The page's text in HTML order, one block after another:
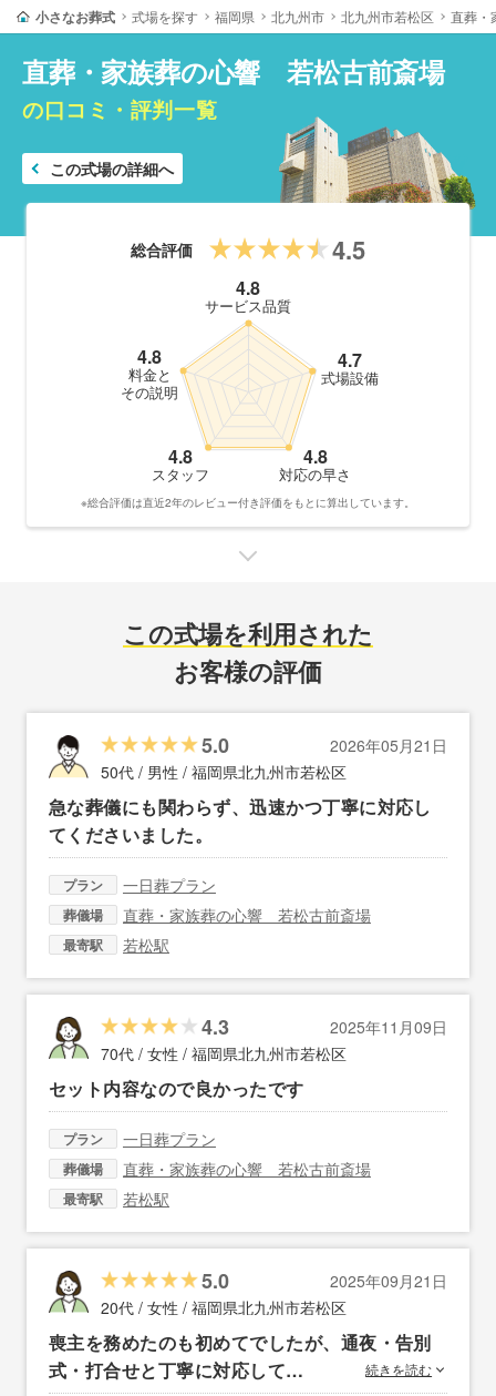
小さなお葬式 式場を探す 福岡県 北九州市 北九州市若松区 直葬
直葬・家族葬の心響 若松古前斎場
の口コミ・評判一覧
この式場の詳細へ
総合評価 4.5
4.8
サービス品質
4.7
式場設備
4.8
対応の早さ
4.8
スタッフ
4.8
料金と
その説明
※総合評価は直近2年のレビュー付き評価をもとに算出しています。
この式場を利用された
お客様の評価
5.0
2026年05月21日
50代 / 男性 / 福岡県北九州市若松区
急な葬儀にも関わらず、迅速かつ丁寧に対応し
てくださいました。
プラン 一日葬プラン
葬儀場 直葬・家族葬の心響 若松古前斎場
最寄駅 若松駅
4.3
2025年11月09日
70代 / 女性 / 福岡県北九州市若松区
セット内容なので良かったです
プラン 一日葬プラン
葬儀場 直葬・家族葬の心響 若松古前斎場
最寄駅 若松駅
5.0
2025年09月21日
20代 / 女性 / 福岡県北九州市若松区
喪主を務めたのも初めてでしたが、通夜・告別
式・打合せと丁寧に対応して…
続きを読む